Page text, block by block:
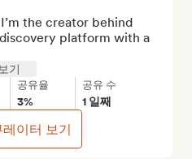
the creator behind
platform with a
기
공유율
3%
공유 수
1 일째
이터 보기